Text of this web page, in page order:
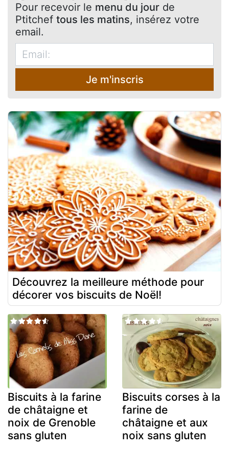
Pour recevoir le menu du jour de
Ptitchef tous les matins, insérez votre
email.
Je m'inscris
Découvrez la meilleure méthode pour
décorer vos biscuits de Noël!
Biscuits à la farine
de châtaigne et
noix de Grenoble
sans gluten
Biscuits corses à la
farine de
châtaigne et aux
noix sans gluten